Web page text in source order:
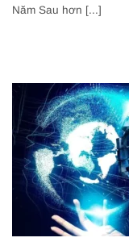
Năm Sau hơn [...]